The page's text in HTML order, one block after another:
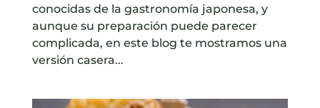
conocidas de la gastronomía japonesa, y
aunque su preparación puede parecer
complicada, en este blog te mostramos una
versión casera...